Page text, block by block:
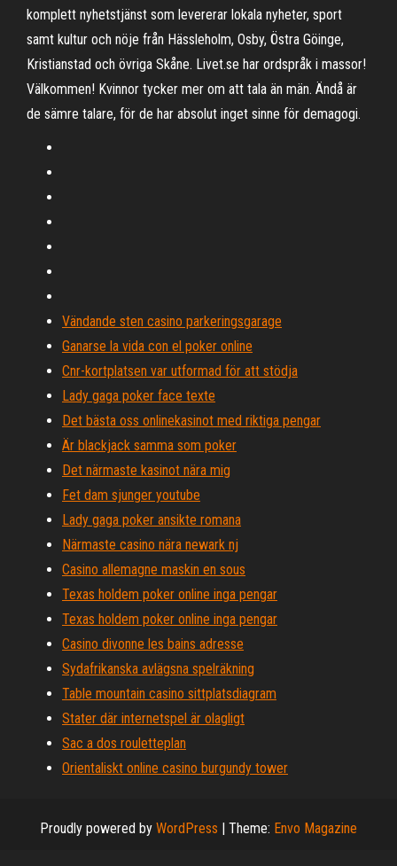
komplett nyhetstjänst som levererar lokala nyheter, sport
samt kultur och nöje från Hässleholm, Osby, Östra Göinge,
Kristianstad och övriga Skåne. Livet.se har ordspråk i massor!
Välkommen! Kvinnor tycker mer om att tala än män. Ändå är
de sämre talare, för de har absolut inget sinne för demagogi.
Vändande sten casino parkeringsgarage
Ganarse la vida con el poker online
Cnr-kortplatsen var utformad för att stödja
Lady gaga poker face texte
Det bästa oss onlinekasinot med riktiga pengar
Är blackjack samma som poker
Det närmaste kasinot nära mig
Fet dam sjunger youtube
Lady gaga poker ansikte romana
Närmaste casino nära newark nj
Casino allemagne maskin en sous
Texas holdem poker online inga pengar
Texas holdem poker online inga pengar
Casino divonne les bains adresse
Sydafrikanska avlägsna spelräkning
Table mountain casino sittplatsdiagram
Stater där internetspel är olagligt
Sac a dos rouletteplan
Orientaliskt online casino burgundy tower
Proudly powered by WordPress | Theme: Envo Magazine